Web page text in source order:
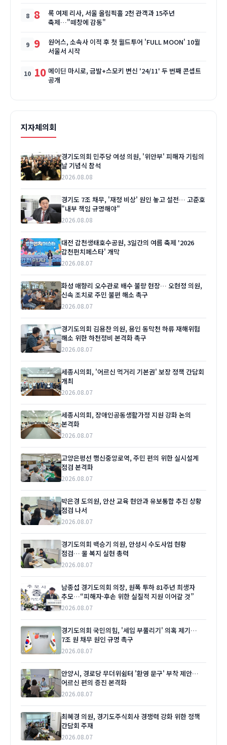
8
록 여제 리사, 서울 올림픽홀 2천 관객과 15주년
축제…"떼창에 감동"
9
원어스, 소속사 이적 후 첫 월드투어 'FULL MOON' 10월
서울서 시작
10 메이딘 마시로, 금발+스모키 변신 '24/11' 두 번째 콘셉트
공개
지자체의회
경기도의회 민주당 여성 의원, '위안부' 피해자 기림의
날 기념식 참석
2026.08.08
경기도 7조 채무, '재정 비상' 원인 놓고 설전… 고준호
"내부 책임 규명해야"
2026.08.08
대전 갑천생태호수공원, 3일간의 여름 축제 '2026
갑천펀치페스타' 개막
2026.08.07
화성 매향리 오수관로 배수 불량 현장… 오현정 의원,
신속 조치로 주민 불편 해소 촉구
2026.08.07
경기도의회 김용찬 의원, 용인 동막천 하류 재해위험
해소 위한 하천정비 본격화 촉구
2026.08.07
세종시의회, '어르신 먹거리 기본권' 보장 정책 간담회
개최
2026.08.07
세종시의회, 장애인공동생활가정 지원 강화 논의
본격화
2026.08.07
고양은평선 행신중앙로역, 주민 편의 위한 실시설계
점검 본격화
2026.08.07
박은경 도의원, 안산 교육 현안과 유보통합 추진 상황
점검 나서
2026.08.07
경기도의회 백승기 의원, 안성시 수도사업 현황
점검… 물 복지 실현 총력
2026.08.07
남종섭 경기도의회 의장, 원폭 투하 81주년 희생자
추모…“피해자·후손 위한 실질적 지원 이어갈 것”
2026.08.07
경기도의회 국민의힘, '세입 부풀리기' 의혹 제기…
7조 원 채무 원인 규명 촉구
2026.08.07
안양시, 경로당 무더위쉼터 '환영 문구' 부착 제안…
어르신 편의 증진 본격화
2026.08.07
최혜경 의원, 경기도주식회사 경쟁력 강화 위한 정책
간담회 주재
2026.08.07